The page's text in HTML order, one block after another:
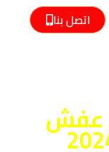
اتصل بنا
عفش